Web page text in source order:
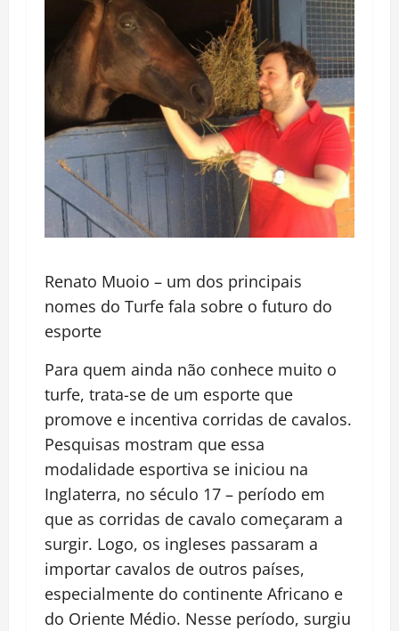
Renato Muoio – um dos principais
nomes do Turfe fala sobre o futuro do
esporte
Para quem ainda não conhece muito o
turfe, trata-se de um esporte que
promove e incentiva corridas de cavalos.
Pesquisas mostram que essa
modalidade esportiva se iniciou na
Inglaterra, no século 17 – período em
que as corridas de cavalo começaram a
surgir. Logo, os ingleses passaram a
importar cavalos de outros países,
especialmente do continente Africano e
do Oriente Médio. Nesse período, surgiu